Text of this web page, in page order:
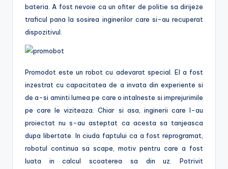
bateria. A fost nevoie ca un ofiter de politie sa dirijeze
traficul pana la sosirea inginerilor care si-au recuperat
dispozitivul.
Promodot este un robot cu adevarat special. El a fost
inzestrat cu capacitatea de a invata din experiente si
de a-si aminti lumea pe care o intalneste si imprejurimile
pe care le viziteaza. Chiar si asa, inginerii care l-au
proiectat nu s-au asteptat ca acesta sa tanjeasca
dupa libertate. In ciuda faptului ca a fost reprogramat,
robotul continua sa scape, motiv pentru care a fost
luata in calcul scoaterea sa din uz. Potrivit